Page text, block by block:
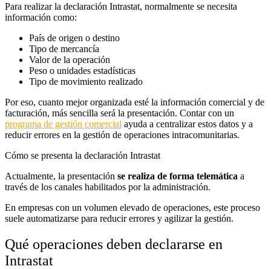
Para realizar la declaración Intrastat, normalmente se necesita
información como:
País de origen o destino
Tipo de mercancía
Valor de la operación
Peso o unidades estadísticas
Tipo de movimiento realizado
Por eso, cuanto mejor organizada esté la información comercial y de
facturación, más sencilla será la presentación. Contar con un
programa de gestión comercial ayuda a centralizar estos datos y a
reducir errores en la gestión de operaciones intracomunitarias.
Cómo se presenta la declaración Intrastat
Actualmente, la presentación se realiza de forma telemática a
través de los canales habilitados por la administración.
En empresas con un volumen elevado de operaciones, este proceso
suele automatizarse para reducir errores y agilizar la gestión.
Qué operaciones deben declararse en
Intrastat